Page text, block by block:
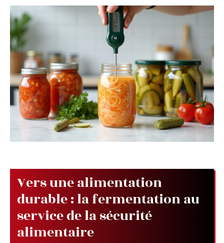
Vers une alimentation
durable : la fermentation au
service de la sécurité
alimentaire